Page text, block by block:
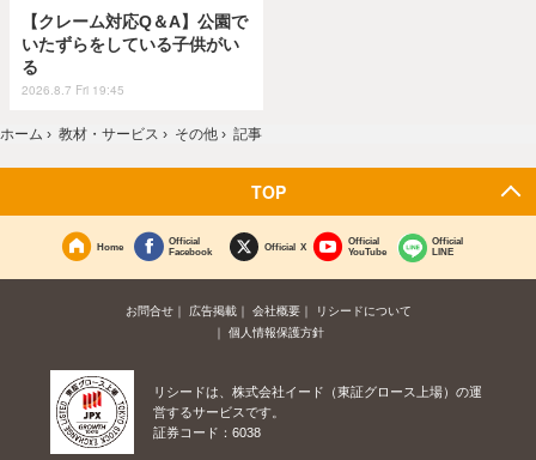
【クレーム対応Q＆A】公園で
いたずらをしている子供がい
る
2026.8.7 Fri 19:45
ホーム › 教材・サービス › その他 › 記事
TOP
Home
Official
Facebook
Official X
Official
YouTube
Official
LINE
お問合せ 広告掲載 会社概要
リシードについて
個人情報保護方針
リシードは、株式会社イード（東証グロース上場）の運
営するサービスです。
証券コード：6038